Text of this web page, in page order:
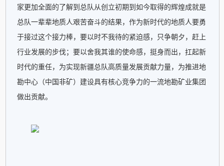
家更加全面的了解到总队从创立初期到如今取得的辉煌成就是
总队一辈辈地质人艰苦奋斗的结果，作为新时代的地质人要勇
于接过这个接力棒，要以时不我待的紧迫感，只争朝夕，赶上
行业发展的步伐；要以舍我其谁的使命感，挺身而出，扛起新
时代的重任，为实现新疆总队高质量发展贡献力量，为推进地
勘中心（中国非矿）建设具有核心竞争力的一流地勘矿业集团
做出贡献。